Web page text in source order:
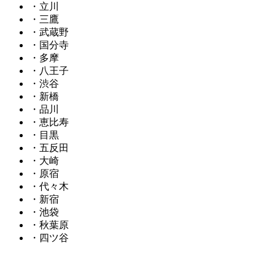
・立川
・三鷹
・武蔵野
・国分寺
・多摩
・八王子
・渋谷
・新橋
・品川
・恵比寿
・目黒
・五反田
・大崎
・原宿
・代々木
・新宿
・池袋
・秋葉原
・四ツ谷